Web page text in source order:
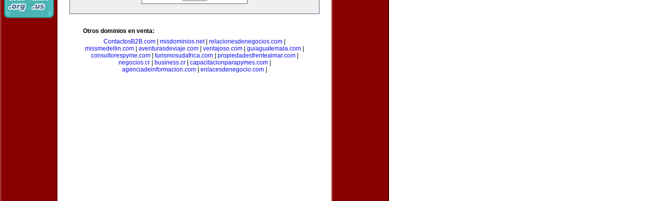
Otros dominios en venta:
ContactosB2B.com
misdominios.net| relacionesdenegocios.com
missmedellin.com
aventurasdeviaje.com ventajoso.com guiaguatemala.com
consultorespyme.com| turismosudafrica.com| propiedadesfrentealmar.com|
negocios.cr| business.cr| capacitacionparapymes.com|
agenciadeinformacion.com
enlacesdenegocio.com